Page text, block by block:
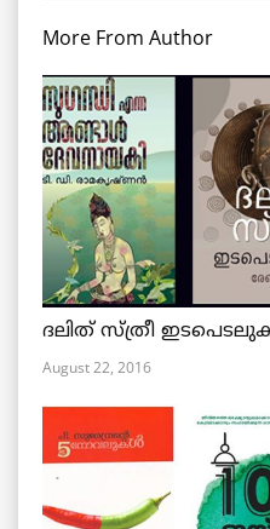
More From Author
ദലിത് സ്ത്രീ
August 22, 2016